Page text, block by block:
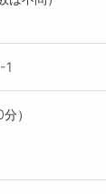
ーラー！
す！
種連絡事項を共
1
）